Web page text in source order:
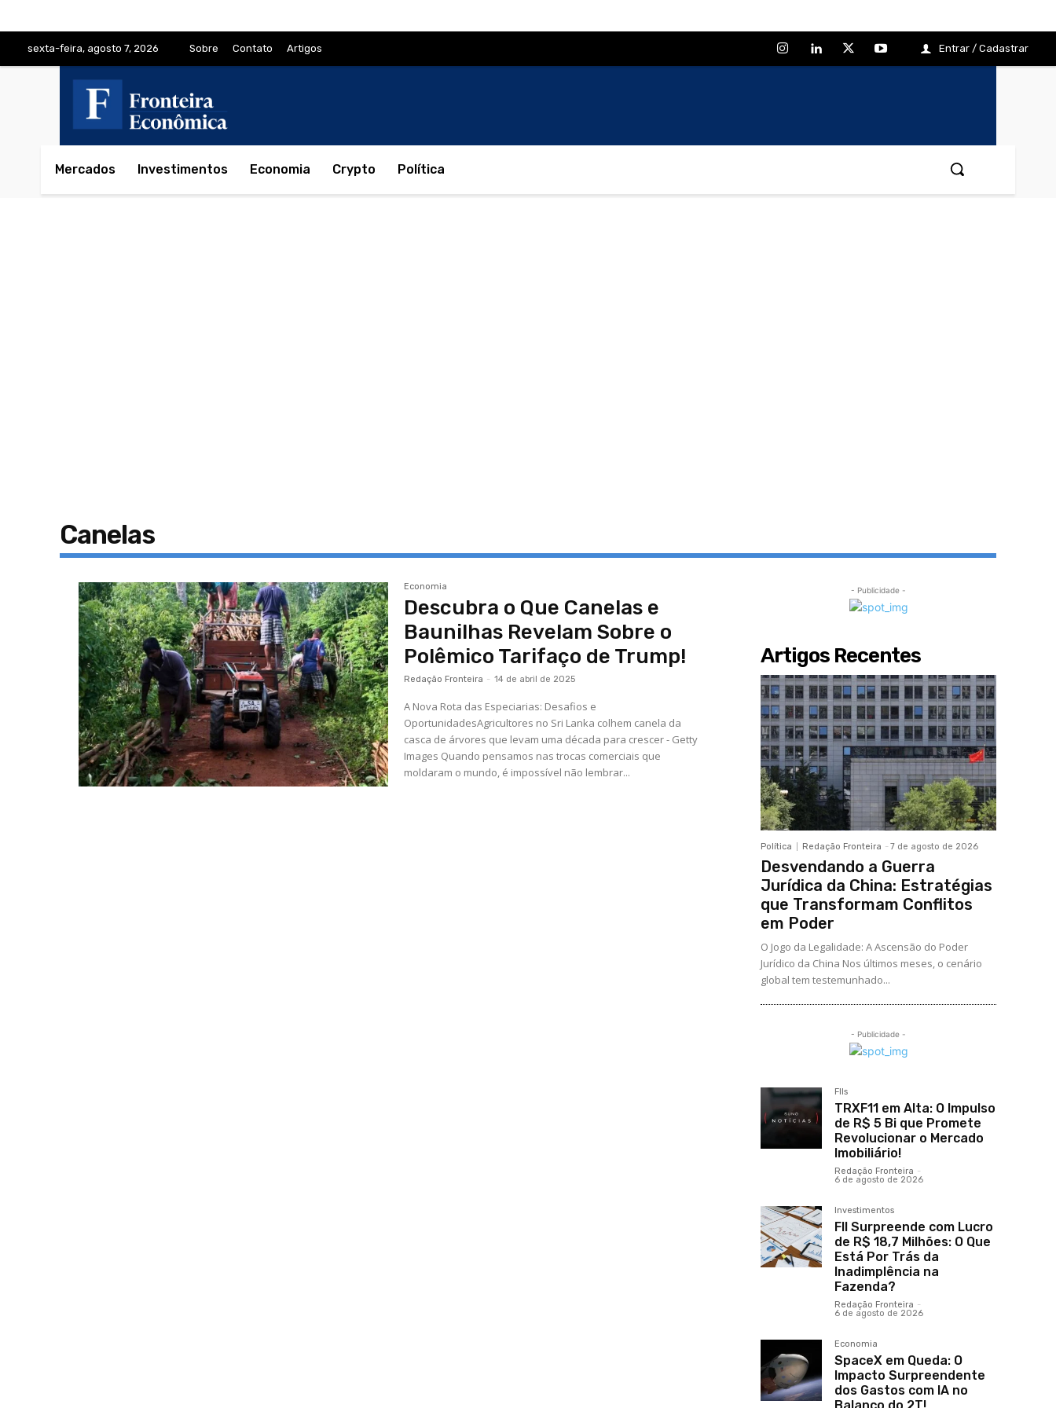
sexta-feira, agosto 7, 2026 Sobre Contato Artigos Entrar / Cadastrar
Mercados Investimentos Economia Crypto Política
Canelas
Economia
Descubra o Que Canelas e
Baunilhas Revelam Sobre o
Polêmico Tarifaço de Trump!
Redação Fronteira - 14 de abril de 2025
A Nova Rota das Especiarias: Desafios e
OportunidadesAgricultores no Sri Lanka colhem canela da
casca de árvores que levam uma década para crescer - Getty
Images Quando pensamos nas trocas comerciais que
moldaram o mundo, é impossível não lembrar...
- Publicidade -
Artigos Recentes
Política Redação Fronteira - 7 de agosto de 2026
Desvendando a Guerra
Jurídica da China: Estratégias
que Transformam Conflitos
em Poder
O Jogo da Legalidade: A Ascensão do Poder
Jurídico da China Nos últimos meses, o cenário
global tem testemunhado...
- Publicidade -
FIIs
TRXF11 em Alta: O Impulso
de R$ 5 Bi que Promete
Revolucionar o Mercado
Imobiliário!
Redação Fronteira -
6 de agosto de 2026
Investimentos
FII Surpreende com Lucro
de R$ 18,7 Milhões: O Que
Está Por Trás da
Inadimplência na
Fazenda?
Redação Fronteira -
6 de agosto de 2026
Economia
SpaceX em Queda: O
Impacto Surpreendente
dos Gastos com IA no